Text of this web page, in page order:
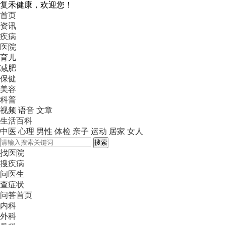
复禾健康，欢迎您！
首页
资讯
疾病
医院
育儿
减肥
保健
美容
科普
视频 语音 文章
生活百科
中医 心理 男性 体检 亲子 运动 居家 女人
搜索
找医院
搜疾病
问医生
查症状
问答首页
内科
外科